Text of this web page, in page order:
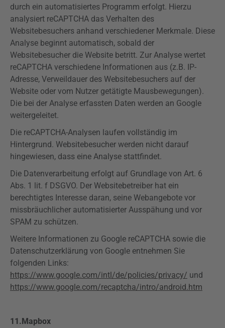
durch ein automatisiertes Programm erfolgt. Hierzu
analysiert reCAPTCHA das Verhalten des
Websitebesuchers anhand verschiedener Merkmale. Diese
Analyse beginnt automatisch, sobald der
Websitebesucher die Website betritt. Zur Analyse wertet
reCAPTCHA verschiedene Informationen aus (z.B. IP-
Adresse, Verweildauer des Websitebesuchers auf der
Website oder vom Nutzer getätigte Mausbewegungen).
Die bei der Analyse erfassten Daten werden an Google
weitergeleitet.
Die reCAPTCHA-Analysen laufen vollständig im
Hintergrund. Websitebesucher werden nicht darauf
hingewiesen, dass eine Analyse stattfindet.
Die Datenverarbeitung erfolgt auf Grundlage von Art. 6
Abs. 1 lit. f DSGVO. Der Websitebetreiber hat ein
berechtigtes Interesse daran, seine Webangebote vor
missbräuchlicher automatisierter Ausspähung und vor
SPAM zu schützen.
Weitere Informationen zu Google reCAPTCHA sowie die
Datenschutzerklärung von Google entnehmen Sie
folgenden Links:
https://www.google.com/intl/de/policies/privacy/ und
https://www.google.com/recaptcha/intro/android.htm
11.Mapbox